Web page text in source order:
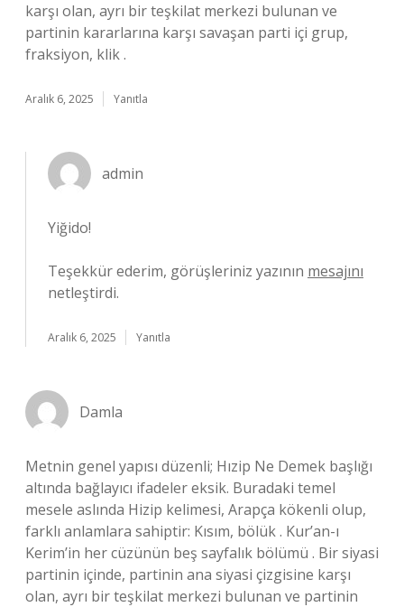
karşı olan, ayrı bir teşkilat merkezi bulunan ve
partinin kararlarına karşı savaşan parti içi grup,
fraksiyon, klik .
Aralık 6, 2025 Yanıtla
admin
Yiğido!
Teşekkür ederim, görüşleriniz yazının mesajını
netleştirdi.
Aralık 6, 2025 Yanıtla
Damla
Metnin genel yapısı düzenli; Hızip Ne Demek başlığı
altında bağlayıcı ifadeler eksik. Buradaki temel
mesele aslında Hizip kelimesi, Arapça kökenli olup,
farklı anlamlara sahiptir: Kısım, bölük . Kur’an-ı
Kerim’in her cüzünün beş sayfalık bölümü . Bir siyasi
partinin içinde, partinin ana siyasi çizgisine karşı
olan, ayrı bir teşkilat merkezi bulunan ve partinin